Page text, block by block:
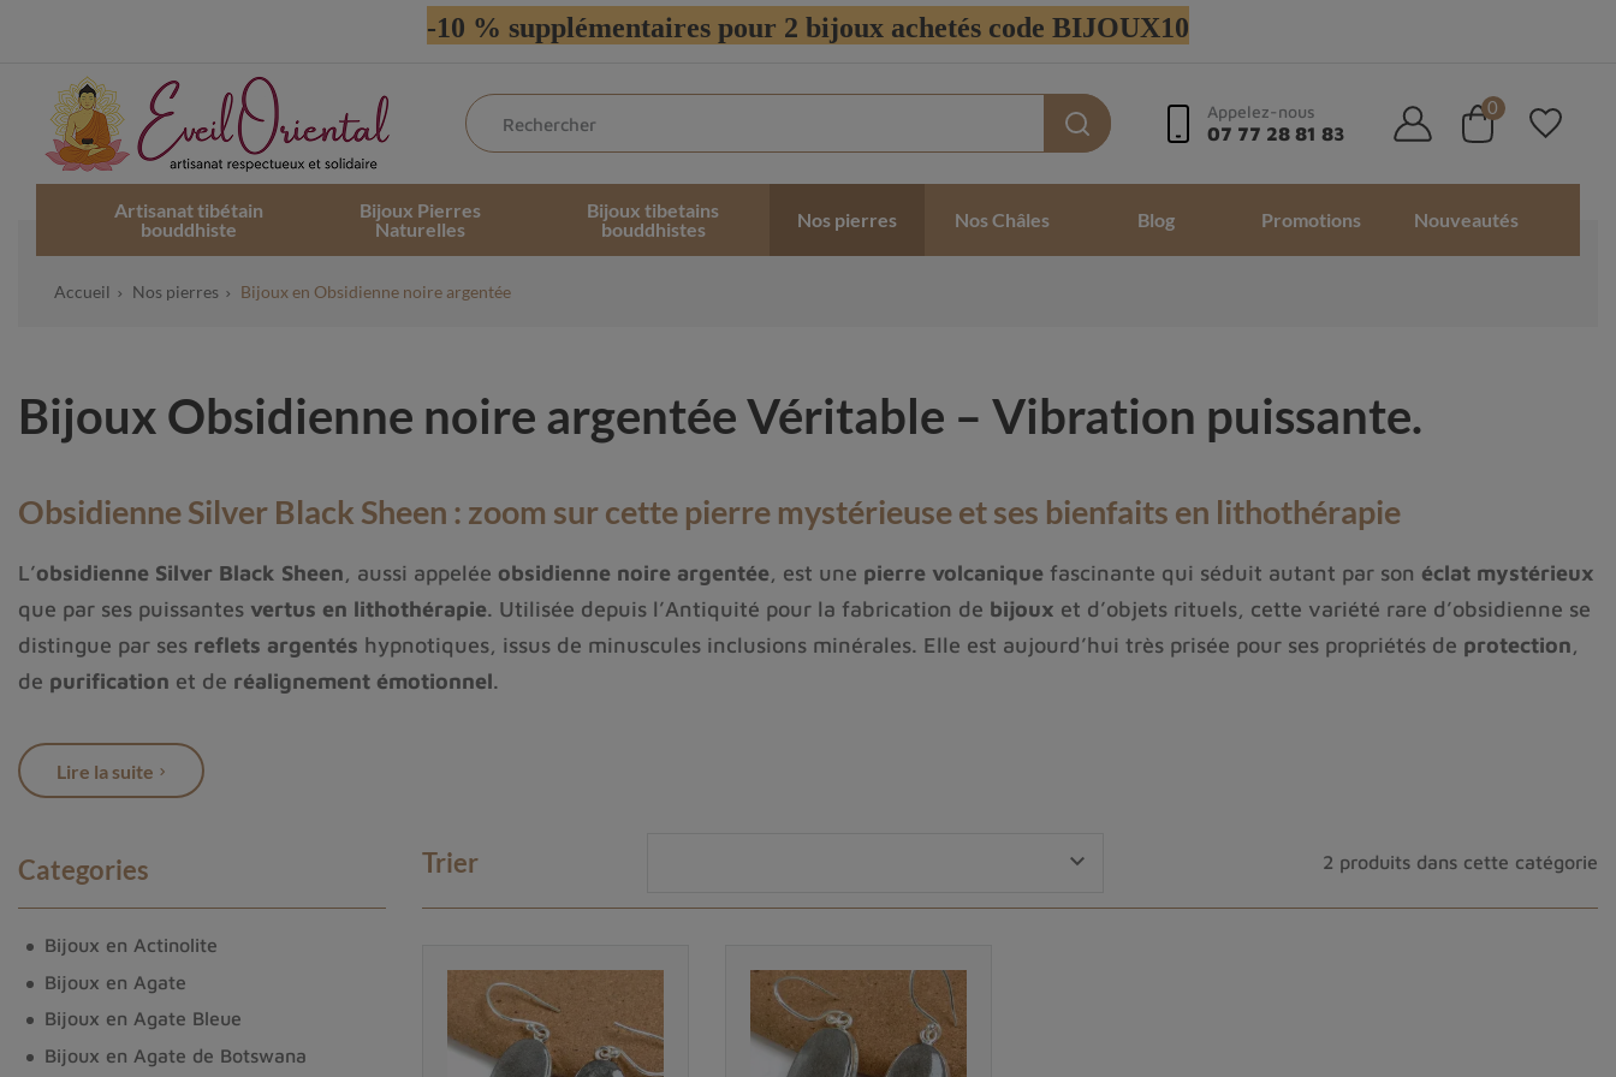
-10 % supplémentaires pour 2 bijoux achetés code BIJOUX10
Appelez-nous
07 77 28 81 83
0
Artisanat tibétain
bouddhiste
Bijoux Pierres
Naturelles
Bijoux tibetains
bouddhistes
Nos pierres Nos Châles Blog Promotions Nouveautés
Accueil Nos pierres Bijoux en Obsidienne noire argentée
Bijoux Obsidienne noire argentée Véritable – Vibration puissante.
Obsidienne Silver Black Sheen : zoom sur cette pierre mystérieuse et ses bienfaits en lithothérapie
L’obsidienne Silver Black Sheen, aussi appelée obsidienne noire argentée, est une pierre volcanique fascinante qui séduit autant par son éclat mystérieux
que par ses puissantes vertus en lithothérapie. Utilisée depuis l’Antiquité pour la fabrication de bijoux et d’objets rituels, cette variété rare d’obsidienne se
distingue par ses reflets argentés hypnotiques, issus de minuscules inclusions minérales. Elle est aujourd’hui très prisée pour ses propriétés de protection,
de purification et de réalignement émotionnel.
le corps et l’esprit. Que vous soyez passionné de
aux pouvoirs étonnants, l’obsidienne Silver Black Sheen vous révélera toute sa
Lire la suite
Categories
Bijoux en Actinolite
Bijoux en Agate
Bijoux en Agate Bleue
Bijoux en Agate de Botswana
2 produits dans cette catégorie
Trier 